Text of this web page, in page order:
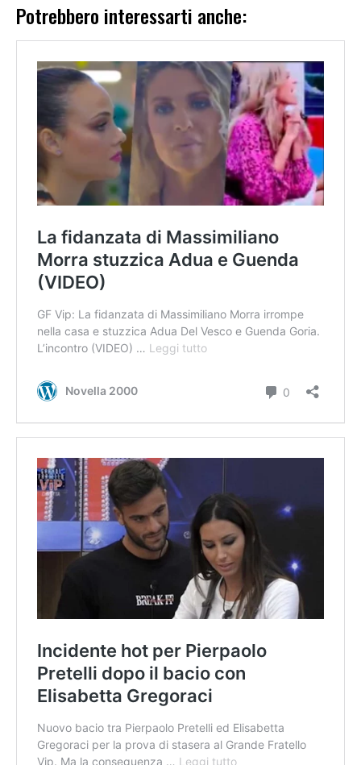
Potrebbero interessarti anche: